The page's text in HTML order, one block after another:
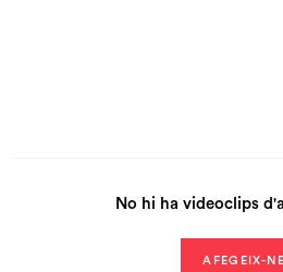
No hi ha videoclips
AFEGEIX-NE